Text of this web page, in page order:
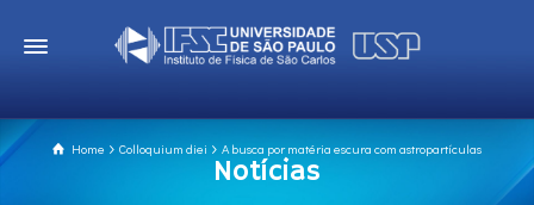
Home Colloquium diei A busca por matéria escura com astropartículas
Notícias